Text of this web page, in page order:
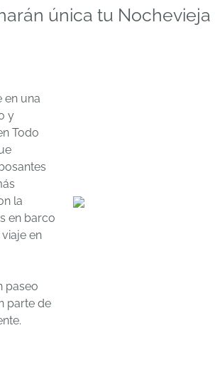
única tu
en una
y
Todo
la
en barco
en
paseo
parte de